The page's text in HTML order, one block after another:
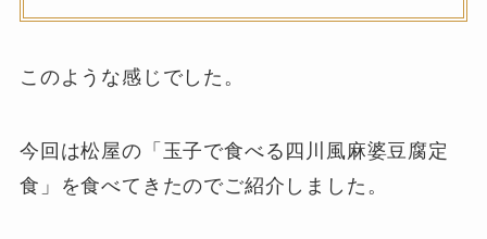
このような感じでした。
今回は松屋の「玉子で食べる四川風麻婆豆腐定
食」を食べてきたのでご紹介しました。